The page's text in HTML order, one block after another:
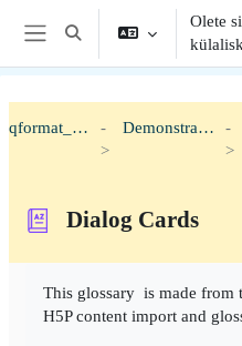
Jäta vahele peasisuni
Küljepaneel
Lülitab otsingu sisendi
Olete
qformat_h5p Demonstration
Dialog Cards
This glossary is made from
H5P content import and